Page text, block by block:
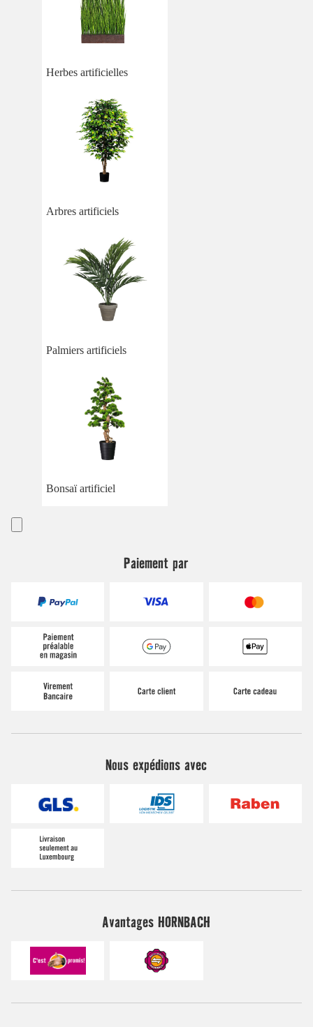
Herbes artificielles
Arbres artificiels
Palmiers artificiels
Bonsaï artificiel
Paiement par
Nous expédions avec
Avantages HORNBACH